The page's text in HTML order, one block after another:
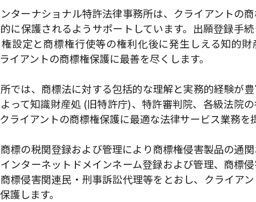
ターナショナル特許法律事務所は、クライアントの
に保護されるようサポートしています。出願登録手
設定と商標権行使等の権利化後に発生しえる知的
イアントの商標権保護に最善を尽くします。
では、商標法に対する包括的な理解と実務的経験が
って知識財産処 (旧特許庁)、特許審判院、各級法院
ライアントの商標権保護に最適な法律サービス業務を
標の税関登録および管理により商標権侵害製品の通
ンターネットドメインネーム登録および管理、商標
標侵害関連民・刑事訴訟代理等をとおし、クライア
護します。